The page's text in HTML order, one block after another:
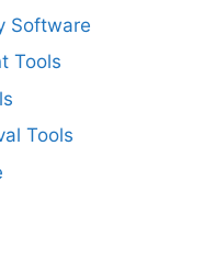
Software
Tools
Tools